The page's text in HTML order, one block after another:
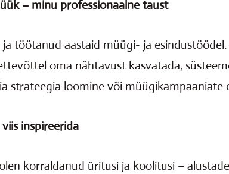
– minu professionaalne taust
töötanud aastaid müügi- ja
oma nähtavust kasvatada,
strateegia loomine või müügikampaaniate
inspireerida
korraldanud üritusi ja koolitusi –